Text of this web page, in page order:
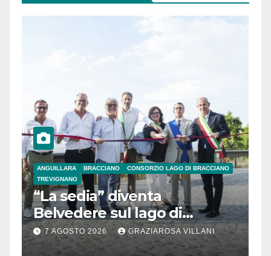
ANGUILLARA BRACCIANO
CONSORZIO LAGO DI BRACCIANO
TREVIGNANO
“La sedia” diventa
Belvedere sul lago di
Bracciano: ieri
l’inaugurazione
7 AGOSTO 2026 GRAZIAROSA VILLANI